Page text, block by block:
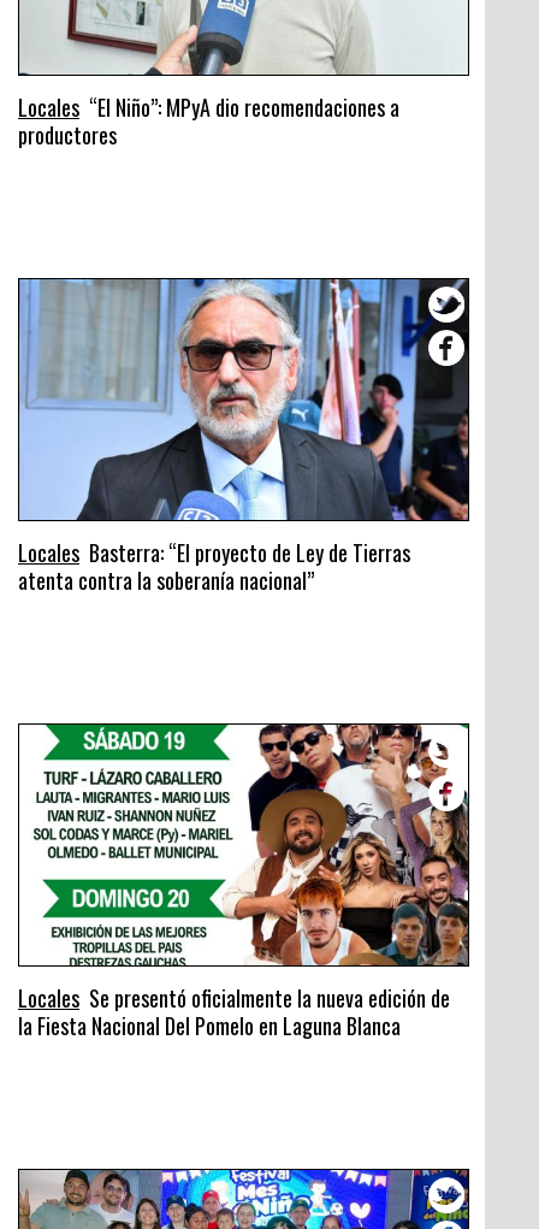
Locales “El Niño”: MPyA dio recomendaciones a
productores
Locales Basterra: “El proyecto de Ley de Tierras
atenta contra la soberanía nacional”
Locales Se presentó oficialmente la nueva edición de
la Fiesta Nacional Del Pomelo en Laguna Blanca